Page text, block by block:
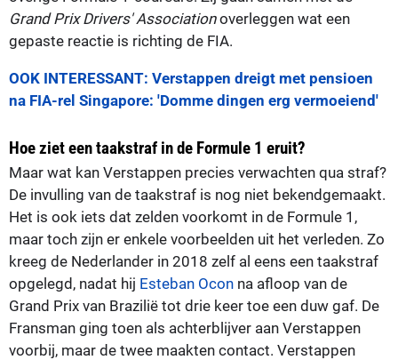
Grand Prix Drivers' Associationoverleggen wat een
gepaste reactie is richting de FIA.
OOK INTERESSANT: Verstappen dreigt met pensioen
na FIA-rel Singapore: 'Domme dingen erg vermoeiend'
Hoe ziet een taakstraf in de Formule 1 eruit?
Maar wat kan Verstappen precies verwachten qua straf?
De invulling van de taakstraf is nog niet bekendgemaakt.
Het is ook iets dat zelden voorkomt in de Formule 1,
maar toch zijn er enkele voorbeelden uit het verleden. Zo
kreeg de Nederlander in 2018 zelf al eens een taakstraf
opgelegd, nadat hij Esteban Ocon na afloop van de
Grand Prix van Brazilië tot drie keer toe een duw gaf. De
Fransman ging toen als achterblijver aan Verstappen
voorbij, maar de twee maakten contact. Verstappen